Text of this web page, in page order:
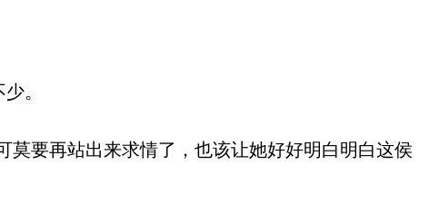
。
要再站出来求情了，也该让她好好明白明白这侯